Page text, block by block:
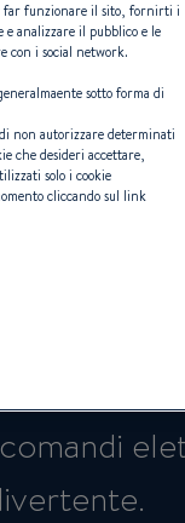
far funzionare il sito, fornirti i
analizzare il pubblico e le
con i social network.
sotto forma di
non autorizzare determinati
che desideri accettare,
solo i cookie
cliccando sul link